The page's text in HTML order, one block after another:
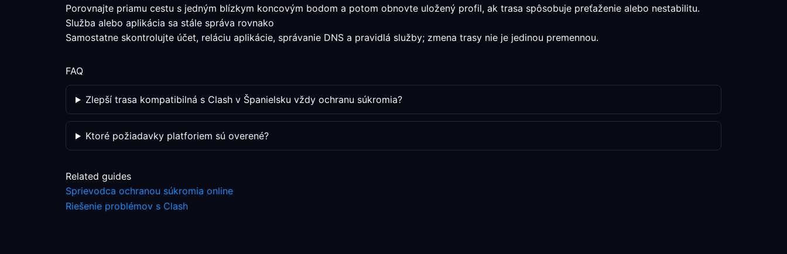
Porovnajte priamu cestu s jedným blízkym koncovým bodom a potom obnovte uložený profil, ak trasa spôsobuje preťaženie alebo nestabilitu.
Služba alebo aplikácia sa stále správa rovnako
Samostatne skontrolujte účet, reláciu aplikácie, správanie DNS a pravidlá služby; zmena trasy nie je jedinou premennou.
FAQ
Zlepší trasa kompatibilná s Clash v Španielsku vždy ochranu súkromia?
Ktoré požiadavky platforiem sú overené?
Related guides
Sprievodca ochranou súkromia online
Riešenie problémov s Clash